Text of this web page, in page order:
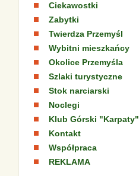
Ciekawostki
Zabytki
Twierdza Przemyśl
Wybitni mieszkańcy
Okolice Przemyśla
Szlaki turystyczne
Stok narciarski
Noclegi
Klub Górski "Karpaty"
Kontakt
Współpraca
REKLAMA